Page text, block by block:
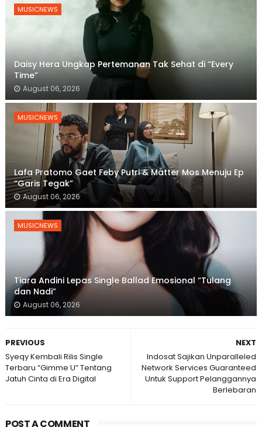
MUSICNEWS
Daisy Hera Ungkap Pertemanan Tak Sehat di “Every
Time”
August 06, 2026
MUSICNEWS
Lafa Pratomo Gaet Feby Putri & Matter Mos Menuju Ep
“Garis Tegak”
August 06, 2026
MUSICNEWS
Tiara Andini Lepas Single Ballad Emosional “Tulang
dan Nadi”
August 06, 2026
NEXT
Indosat Sajikan Unparalleled
Network Services Guaranteed
Untuk Support Pelanggannya
Berlebaran
PREVIOUS
Syeqy Kembali Rilis Single
Terbaru “Gimme U” Tentang
Jatuh Cinta di Era Digital
POST A COMMENT